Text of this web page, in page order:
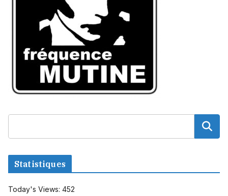
Statistiques
Today's Views: 452